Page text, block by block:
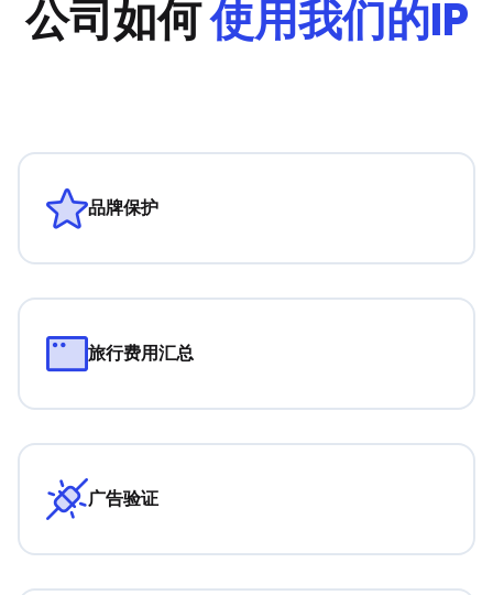
公司如何使用我们的IP
品牌保护
旅行费用汇总
广告验证